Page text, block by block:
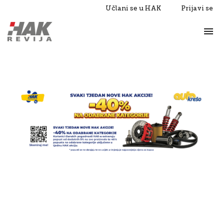
Učlani se u HAK Prijavi se
Razgovori